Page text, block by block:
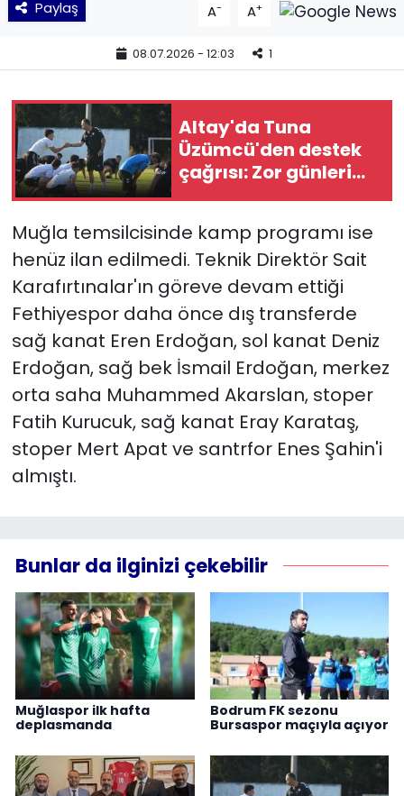
Paylaş A- A+
08.07.2026 - 12:03 1
Altay'da Tuna
Üzümcü'den destek
çağrısı: Zor günleri
geride bırakacağız
Muğla temsilcisinde kamp programı ise
henüz ilan edilmedi. Teknik Direktör Sait
Karafırtınalar'ın göreve devam ettiği
Fethiyespor daha önce dış transferde
sağ kanat Eren Erdoğan, sol kanat Deniz
Erdoğan, sağ bek İsmail Erdoğan, merkez
orta saha Muhammed Akarslan, stoper
Fatih Kurucuk, sağ kanat Eray Karataş,
stoper Mert Apat ve santrfor Enes Şahin'i
almıştı.
Bunlar da ilginizi çekebilir
Muğlaspor ilk hafta
deplasmanda
Bodrum FK sezonu
Bursaspor maçıyla açıyor
Siyaset
SPOR
TEKNOLOJİ
Yaşam
YEREL POLİTİKA
YEREL YÖNETİMLER
Yurt